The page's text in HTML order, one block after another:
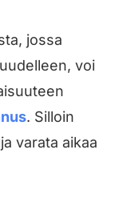
jossa
voi
. Silloin
varata aikaa